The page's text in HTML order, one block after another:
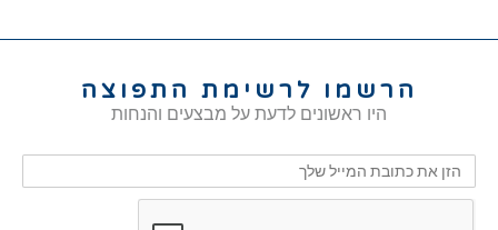
הרשמו לרשימת התפוצה
היו ראשונים לדעת על מבצעים והנחות